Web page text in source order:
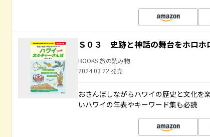
Ｓ０３ 史跡と神話の舞台をホロ
BOOKS 旅の読み物
2024.03.22 発売
おさんぽしながらハワイの歴史と文化を
いハワイの年表やキーワード集も必読